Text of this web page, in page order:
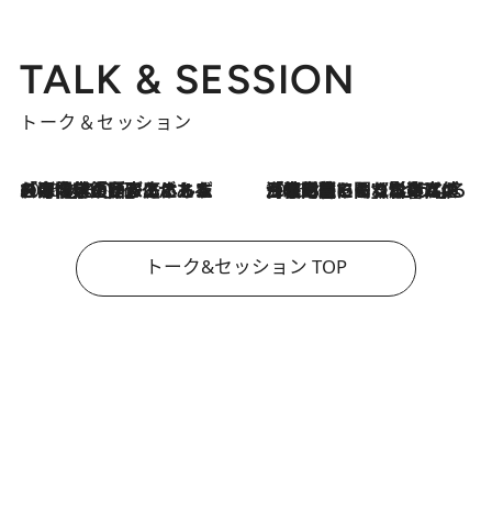
TALK & SESSION
トーク＆セッション
2026.8.3
「今後値上げがあるとすれば…」「リスクがあるのは今年の冬」エネルギー専門家が語る、ホルムズ海峡封鎖が家庭にもたらす“ある心配” 2026.8.3
「住宅建てられない…」「サーチャージ料の高値が続いている」ホルムズ海峡封鎖による影響はいつまで続く？《エネルギー専門家に聞く“どうなる日本の暮らし”》
トーク&セッション TOP